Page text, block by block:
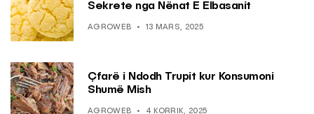
Sekrete nga Nënat E Elbasanit
AGROWEB 13 MARS, 2025
Çfarë i Ndodh Trupit kur Konsumoni
Shumë Mish
AGROWEB 4 KORRIK, 2025